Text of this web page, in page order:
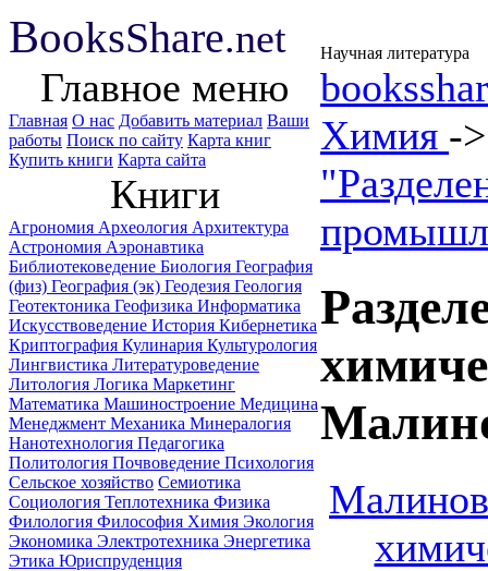
BooksShare.net Научная литература
Главное меню
Главная О нас Добавить материал Ваши
работы Поиск по сайту Карта книг
Купить книги Карта сайта
Книги
Агрономия Археология Архитектура
Астрономия Аэронавтика
Библиотековедение Биология География
(физ) География (эк) Геодезия Геология
Геотектоника Геофизика Информатика
Искусствоведение История Кибернетика
Криптография Кулинария Культурология
Лингвистика Литературоведение
Литология Логика Маркетинг
Математика Машиностроение Медицина
Менеджмент Механика Минералогия
Нанотехнология Педагогика
Политология Почвоведение Психология
Сельское хозяйство Семиотика
Социология Теплотехника Физика
Филология Философия Химия Экология
Экономика Электротехника Энергетика
Этика Юриспруденция
Химия -